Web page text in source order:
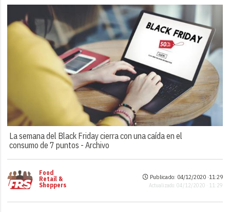
La semana del Black Friday cierra con una caída en el
consumo de 7 puntos -Archivo
Food
Retail &
Shoppers
Publicado: 04/12/2020 ·11:29
Actualizado: 04/12/2020 · 11:29